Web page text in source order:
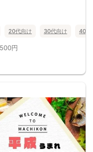
20代向け 30代向け 40代
円